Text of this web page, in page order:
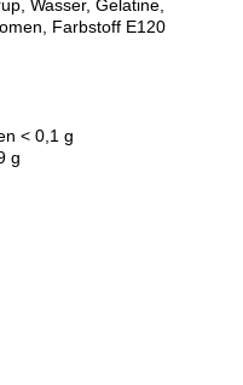
Wasser, Gelatine,
Farbstoff E120
< 0,1 g
g